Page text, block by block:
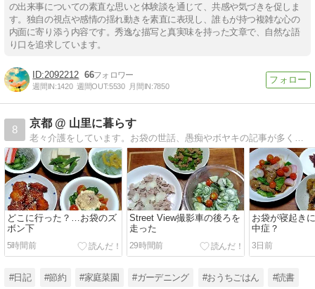
の出来事についての素直な思いと体験談を通じて、共感や気づきを促しま
す。独自の視点や感情の揺れ動きを素直に表現し、誰もが持つ複雑な心の
内面に寄り添う内容です。秀逸な描写と真実味を持った文章で、自然な語
り口を追求しています。
2092212 66
週間IN:1420 週間OUT:5530 月間IN:7850
8
京都 @ 山里に暮らす
老々介護をしています。お袋の世話、愚痴やボヤキの記事が多くなりました。ほぼ日記です。座右の銘「人間万事塞翁が馬」
どこに行った？…お袋のズ
ボン下
5時間前
Street View撮影車の後ろを
走った
29時間前
お袋が寝起き
中症？
3日前
#日記 #節約 #家庭菜園 #ガーデニング #おうちごはん #読書